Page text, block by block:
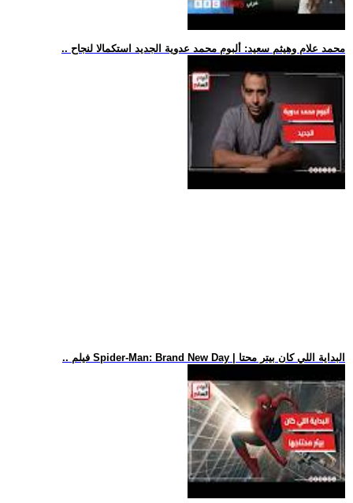
.. محمد علام وهيثم سعيد: ألبوم محمد عدوية الجديد استكمالا لنجاح
.. فيلم Spider-Man: Brand New Day | البداية اللي كان بيتر محتا